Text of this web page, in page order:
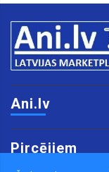
Ani.lv
Pircējiem